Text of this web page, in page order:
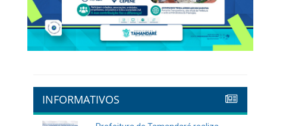
INFORMATIVOS